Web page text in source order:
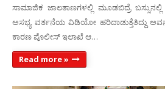
ಸಾಮಾಜಿಕ ಜಾಲತಾಣಗಳಲ್ಲಿ ಮೂಡಬಿದ್ರೆ
ಅಸಭ್ಯ ವರ್ತನೆಯ ವಿಡಿಯೋ ಹರಿದಾಡುತ್ತೆತಿದ್ದು
ಕಾರಣ ಪೊಲೀಸ್ ಇಲಾಖೆ ಆ…
Read more »